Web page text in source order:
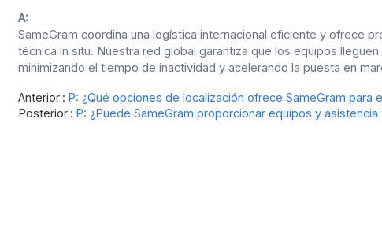
A:
SameGram coordina una logística internacional eficiente y ofrece
técnica in situ. Nuestra red global garantiza que los equipos
minimizando el tiempo de inactividad y acelerando la puesta en
Anterior
P: ¿Qué opciones de localización ofrece SameGram para
Posterior
P: ¿Puede SameGram proporcionar equipos y